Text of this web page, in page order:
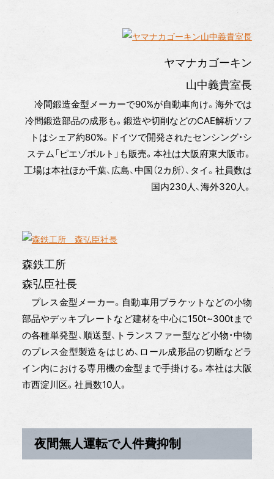
ヤマナカゴーキン
山中義貴室長
冷間鍛造金型メーカーで90%が自動車向け。海外では
冷間鍛造部品の成形も。鍛造や切削などのCAE解析ソフ
トはシェア約80%。ドイツで開発されたセンシング・シ
ステム「ピエゾボルト」も販売。本社は大阪府東大阪市。
工場は本社ほか千葉、広島、中国（2カ所）、タイ。社員数は
国内230人、海外320人。
森鉄工所
森弘臣社長
プレス金型メーカー。自動車用ブラケットなどの小物
部品やデッキプレートなど建材を中心に150t~300tまで
の各種単発型、順送型、トランスファー型など小物・中物
のプレス金型製造をはじめ、ロール成形品の切断などラ
イン内における専用機の金型まで手掛ける。本社は大阪
市西淀川区。社員数10人。
夜間無人運転で人件費抑制